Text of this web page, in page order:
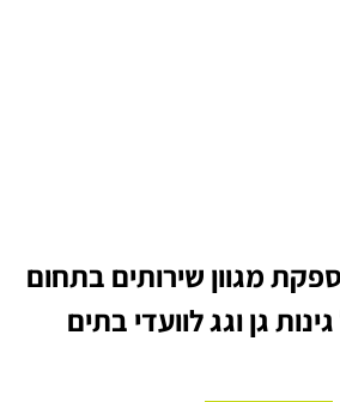
מגוון שירותים בתחום
גן וגג לוועדי בתים